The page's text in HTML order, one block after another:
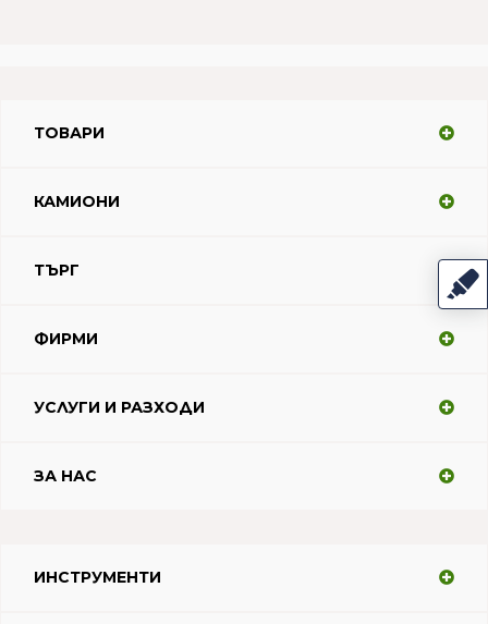
ТОВАРИ
КАМИОНИ
ТЪРГ
ФИРМИ
УСЛУГИ И РАЗХОДИ
ЗА НАС
ИНСТРУМЕНТИ